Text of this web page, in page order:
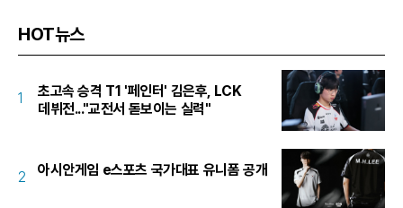
HOT뉴스
1
초고속 승격 T1 '페인터' 김은후, LCK
데뷔전..."교전서 돋보이는 실력"
2 아시안게임 e스포츠 국가대표 유니폼 공개